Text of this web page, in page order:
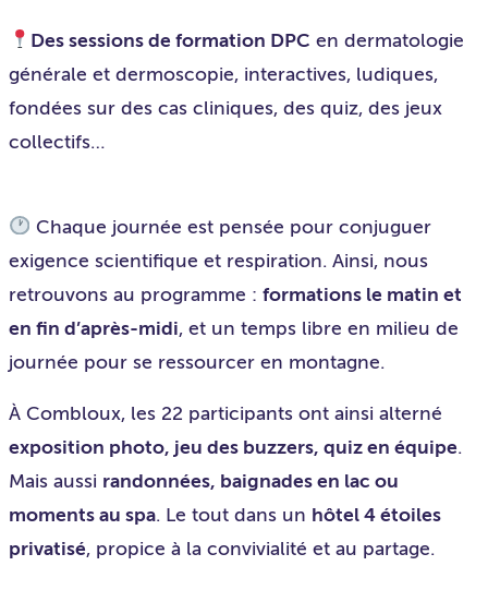
Des sessions de formation DPC en dermatologie
générale et dermoscopie, interactives, ludiques,
fondées sur des cas cliniques, des quiz, des jeux
collectifs…
Chaque journée est pensée pour conjuguer
exigence scientifique et respiration. Ainsi, nous
retrouvons au programme : formations le matin et
en fin d’après-midi, et un temps libre en milieu de
journée pour se ressourcer en montagne.
À Combloux, les 22 participants ont ainsi alterné
exposition photo, jeu des buzzers, quiz en équipe.
Mais aussi randonnées, baignades en lac ou
moments au spa. Le tout dans un hôtel 4 étoiles
privatisé, propice à la convivialité et au partage.